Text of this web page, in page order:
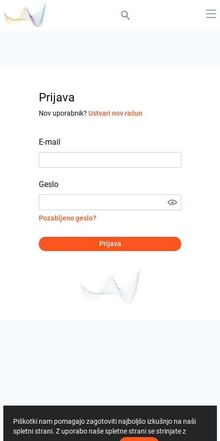
Prijava
Nov uporabnik? Ustvari nov račun
E-mail
Geslo
Pozabljeno geslo?
Prijava
Piškotki nam pomagajo zagotoviti najboljšo izkušnjo na naši
spletni strani. Z uporabo naše spletne strani se strinjate z